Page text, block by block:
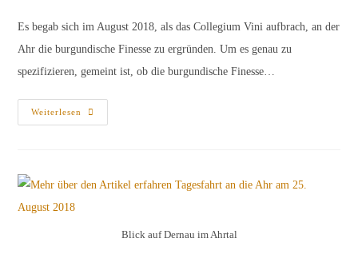
Es begab sich im August 2018, als das Collegium Vini aufbrach, an der
Ahr die burgundische Finesse zu ergründen. Um es genau zu
spezifizieren, gemeint ist, ob die burgundische Finesse…
Weiterlesen
Der
Burgundischen
Blick auf Dernau im Ahrtal